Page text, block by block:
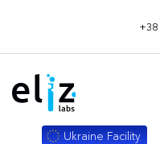
+38
Ukraine Facility